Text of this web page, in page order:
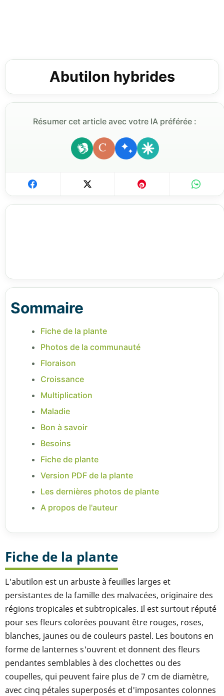
Abutilon hybrides
Résumer cet article avec votre IA préférée :
C
Sommaire
Fiche de la plante
Photos de la communauté
Floraison
Croissance
Multiplication
Maladie
Bon à savoir
Besoins
Fiche de plante
Version PDF de la plante
Les dernières photos de plante
A propos de l'auteur
Fiche de la plante
L'abutilon est un arbuste à feuilles larges et
persistantes de la famille des malvacées, originaire des
régions tropicales et subtropicales. Il est surtout réputé
pour ses fleurs colorées pouvant être rouges, roses,
blanches, jaunes ou de couleurs pastel. Les boutons en
forme de lanternes s'ouvrent et donnent des fleurs
pendantes semblables à des clochettes ou des
coupelles, qui peuvent faire plus de 7 cm de diamètre,
avec cinq pétales superposés et d'imposantes colonnes